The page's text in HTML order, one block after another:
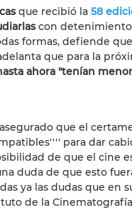
que recibió la 58
con detenimiento
formas, defiende que
que para la
ahora "tenían
que el
para dar
de que el cine
duda de que esto
ya las dudas que en
de la